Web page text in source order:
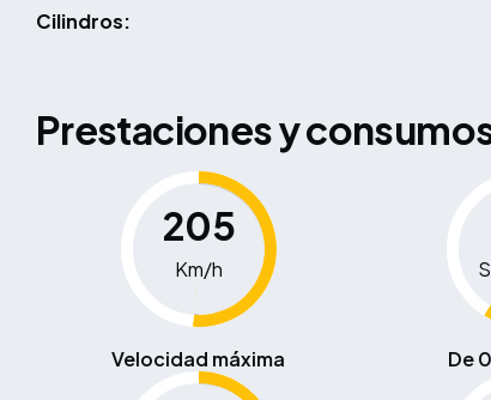
Cilindros:
Prestaciones y
205
Km/h
Velocidad máxima De